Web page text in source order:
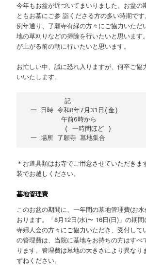
今年もお盆が近づいてまいりました。お盆の
ともお墓にご参 詣くださる方の多い時期で
例年通り、了願寺有縁の方々にご協力いただ
地の草刈りなどの掃除を行いたいと思います
が上がる前の朝に行いたいと思います。
お忙しい中、誠に恐れ入りますが、何卒ご協
いいたします。
記
一 日時 令和8年7月31日(金)
    　　　午前6時から
( 一時間ほど )
＊お道具類はお寺でご用意させていただきま
装でお越しください。
墓地管理費
このお盆の期間に、一年間の墓地管理費(お
おります。「8月12日(水)〜 16日(日)」の期
寺婦人会の方々にご協力いただき、受付して
の管理費は、当院に墓地をお持ちの方はすべ
ります。管理費は墓地の大きさにより異なり
ずねください。